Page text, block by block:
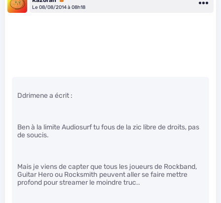
Le 08/08/2014 à 08h18
Ddrimene a écrit :
Ben à la limite Audiosurf tu fous de la zic libre de droits, pas
de soucis.
Mais je viens de capter que tous les joueurs de Rockband,
Guitar Hero ou Rocksmith peuvent aller se faire mettre
profond pour streamer le moindre truc..